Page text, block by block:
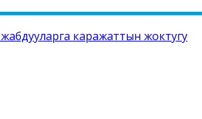
каражаттын жоктугу